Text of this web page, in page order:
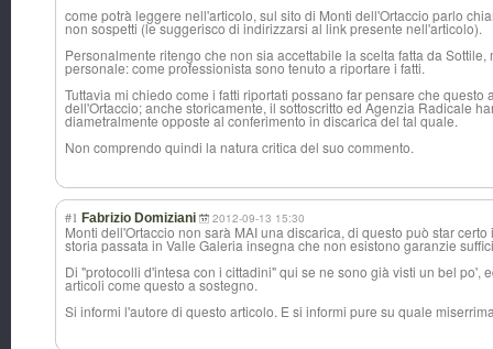
come potrà leggere nell'articolo, sul sito di Monti dell'Ortaccio parlo
non sospetti (le suggerisco di indirizzarsi al link presente nell'articolo).
Personalmente ritengo che non sia accettabile la scelta fatta da
personale: come professionista sono tenuto a riportare i fatti.
Tuttavia mi chiedo come i fatti riportati possano far pensare che
dell'Ortaccio; anche storicamente, il sottoscritto ed Agenzia Radicale
diametralmente opposte al conferimento in discarica del tal quale.
Non comprendo quindi la natura critica del suo commento.
#1 Fabrizio Domiziani 2012-09-13 15:30
Monti dell'Ortaccio non sarà MAI una discarica, di questo può star
storia passata in Valle Galeria insegna che non esistono garanzie
Di "protocolli d'intesa con i cittadini" qui se ne sono già visti un bel po',
articoli come questo a sostegno.
Si informi l'autore di questo articolo. E si informi pure su quale